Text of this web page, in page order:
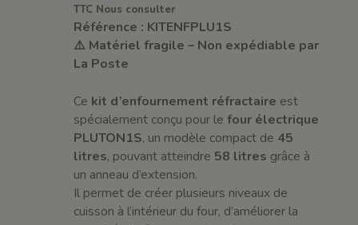
TTC Nous consulter
Référence : KITENFPLU1S
⚠️ Matériel fragile – Non expédiable par
La Poste
Ce kit d’enfournement réfractaire est
spécialement conçu pour lefour électrique
PLUTON1S, un modèle compact de 45
litres, pouvant atteindre 58 litres grâce à
un anneau d’extension.
Il permet de créer plusieurs niveaux de
cuisson à l’intérieur du four, d’améliorer la